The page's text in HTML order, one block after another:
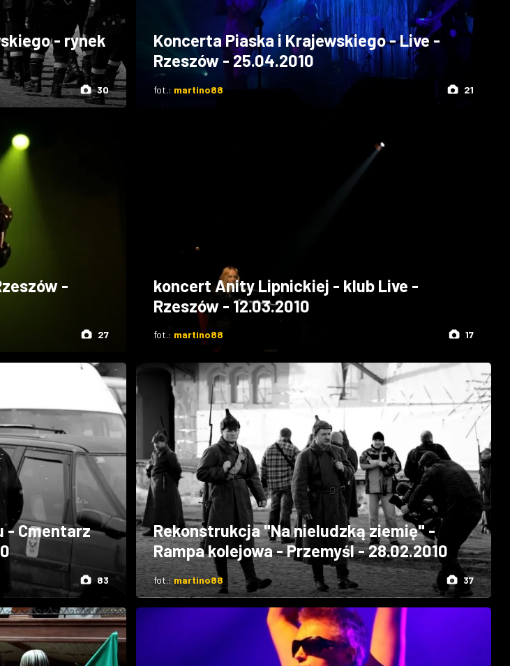
- rynek
30
Koncerta Piaska i Krajewskiego - Live -
Rzeszów - 25.04.2010
fot.: martino88 21
-
27
koncert Anity Lipnickiej - klub Live -
Rzeszów - 12.03.2010
fot.: martino88 17
- Cmentarz
83
Rekonstrukcja "Na nieludzką ziemię" -
Rampa kolejowa - Przemyśl - 28.02.2010
fot.:martino88 37